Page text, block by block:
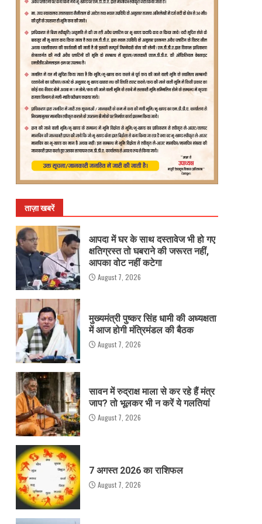
ताज़ा खबरें
आपदा में घर के साथ दस्तावेज भी हो गए
क्षतिग्रस्त तो घबराने की जरूरत नहीं,
आपका वोट नहीं कटेगा
August 7, 2026
मुख्यमंत्री पुष्कर सिंह धामी की अध्यक्षता
में आज होगी मंत्रिमंडल की बैठक
August 7, 2026
सावन में रुद्राक्ष माला से कर रहे हैं मंत्र
जाप? तो भूलकर भी न करें ये गलतियां
August 7, 2026
7 अगस्त 2026 का राशिफल
August 7, 2026